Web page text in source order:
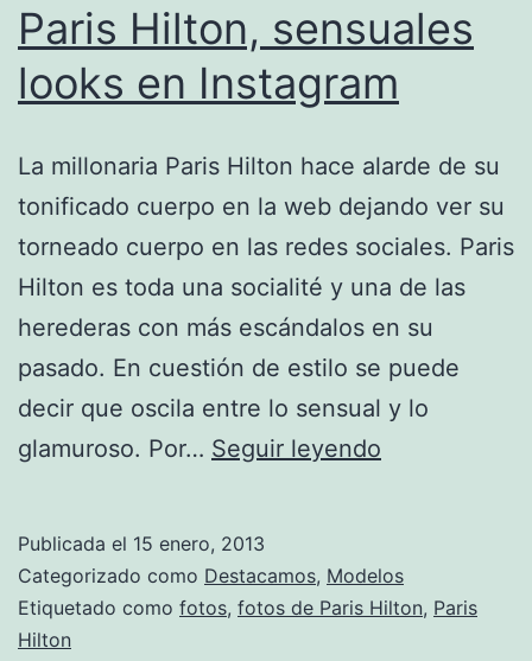
Paris Hilton, sensuales
looks en Instagram
La millonaria Paris Hilton hace alarde de su
tonificado cuerpo en la web dejando ver su
torneado cuerpo en las redes sociales. Paris
Hilton es toda una socialité y una de las
herederas con más escándalos en su
pasado. En cuestión de estilo se puede
decir que oscila entre lo sensual y lo
glamuroso. Por… Seguir leyendo
looks
en
Publicada el 15 enero, 2013
Categorizado como Destacamos, Modelos
Etiquetado como fotos, fotos de Paris Hilton, Paris
Hilton